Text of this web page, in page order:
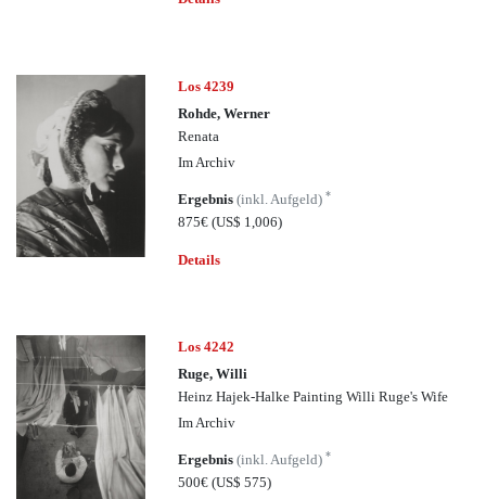
Los 4239
Rohde, Werner
Renata
Im Archiv
Ergebnis(inkl. Aufgeld)*
875€(US$ 1,006)
Details
Los 4242
Ruge, Willi
Heinz Hajek-Halke Painting Willi Ruge's Wife
Im Archiv
Ergebnis(inkl. Aufgeld)*
500€(US$ 575)